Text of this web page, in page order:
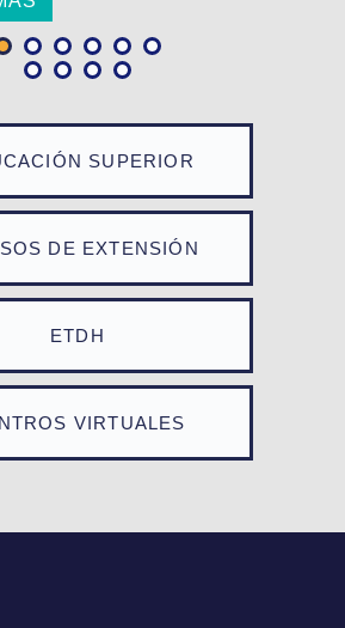
SUPERIOR
DE EXTENSIÓN
ETDH
VIRTUALES